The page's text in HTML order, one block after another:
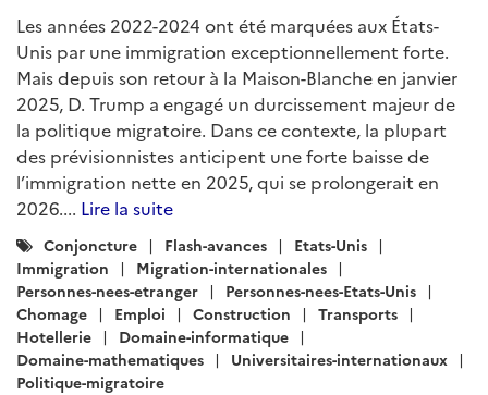
Les années 2022-2024 ont été marquées aux États-
Unis par une immigration exceptionnellement forte.
Mais depuis son retour à la Maison-Blanche en janvier
2025, D. Trump a engagé un durcissement majeur de
la politique migratoire. Dans ce contexte, la plupart
des prévisionnistes anticipent une forte baisse de
l’immigration nette en 2025, qui se prolongerait en
2026.... Lire la suite
Catégories
:
Conjoncture Flash-avances
Etats-Unis
Immigration
Migration-internationales
Personnes-nees-etranger
Personnes-nees-Etats-Unis
Chomage
Emploi Construction
Transports
Hotellerie
Domaine-informatique
Domaine-mathematiques
Universitaires-internationaux
Politique-migratoire